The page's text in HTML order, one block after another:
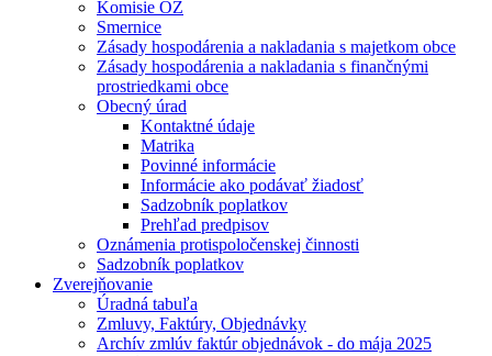
Komisie OZ
Smernice
Zásady hospodárenia a nakladania s majetkom obce
Zásady hospodárenia a nakladania s finančnými
prostriedkami obce
Obecný úrad
Kontaktné údaje
Matrika
Povinné informácie
Informácie ako podávať žiadosť
Sadzobník poplatkov
Prehľad predpisov
Oznámenia protispoločenskej činnosti
Sadzobník poplatkov
Zverejňovanie
Úradná tabuľa
Zmluvy, Faktúry, Objednávky
Archív zmlúv faktúr objednávok - do mája 2025